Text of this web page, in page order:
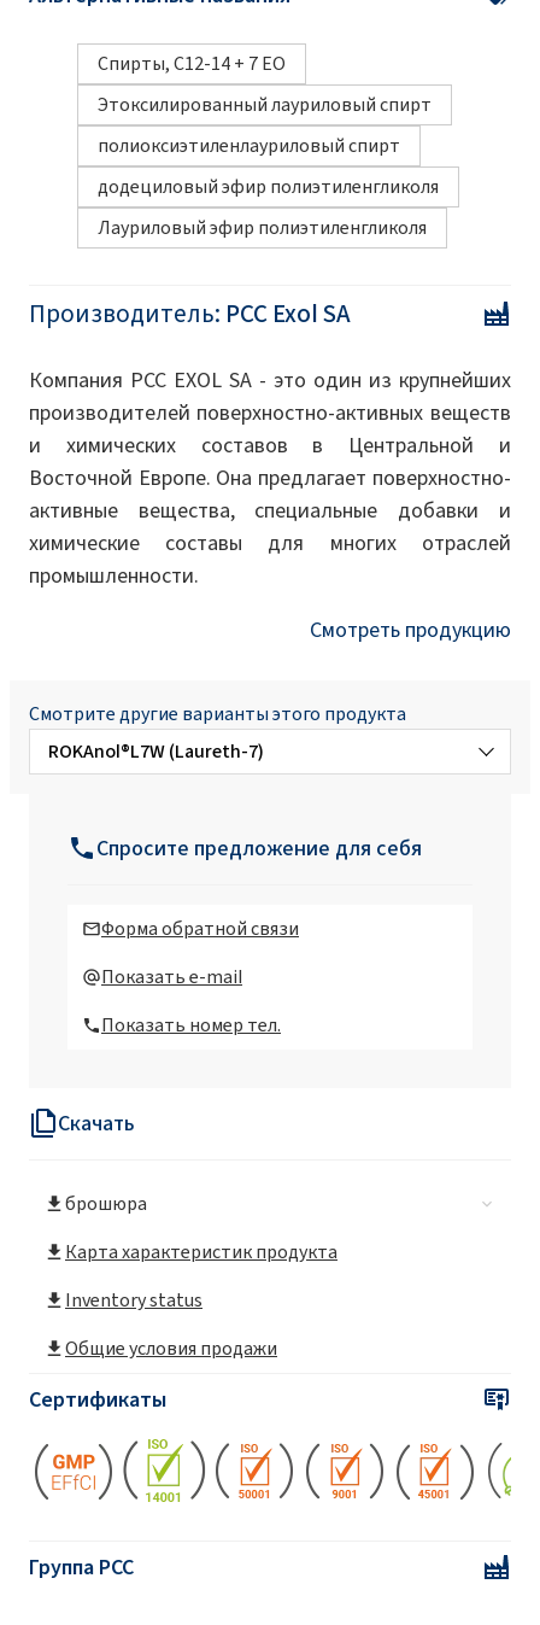
Скачать
брошюра
Карта характеристик продукта
Inventory status
Общие условия продажи
Сертификаты
Группа PCC
Спирты, С12-14 + 7 ЕО
Этоксилированный лауриловый спирт
полиоксиэтиленлауриловый спирт
додециловый эфир полиэтиленгликоля
Лауриловый эфир полиэтиленгликоля
Производитель: PCC Exol SA
Компания PCC EXOL SA - это один из крупнейших
производителей поверхностно-активных веществ
и химических составов в Центральной и
Восточной Европе. Она предлагает поверхностно-
активные вещества, специальные добавки и
химические составы для многих отраслей
промышленности.
Смотреть продукцию
Смотрите другие варианты этого продукта
ROKAnol®L7W (Laureth-7)
ROKAnol® L2 (Laureth-2)
ROKAnol®L30
ROKAnol®L30/65
ROKAnol® L3A (Laureth-3)
ROKAnol® L4P5 (PPG-5-Laureth-4)
Спросите предложение для себя
Форма обратной связи
Показать e-mail
Показать номер тел.